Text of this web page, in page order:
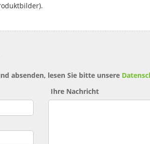
absenden, lesen Sie bitte unsere
Ihre Nachricht